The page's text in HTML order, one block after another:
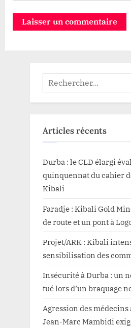
Rechercher :
Articles récents
Durba : le CLD élargi
quinquennat du cahier
Kibali
Faradje : Kibali Gold
de route et un pont à
Projet/ARK : Kibali
sensibilisation des
Insécurité à Durba : un
tué lors d’un braquage
Agression des médecins
Jean-Marc Mambidi